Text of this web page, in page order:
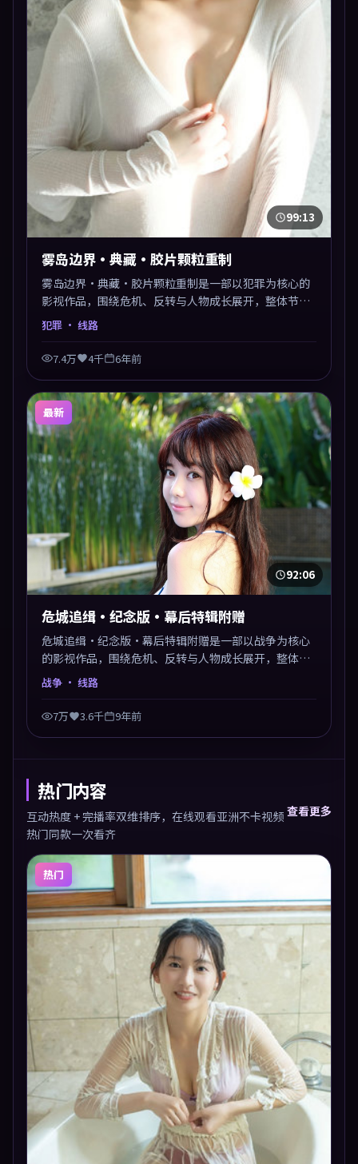
99:13
雾岛边界·典藏·胶片颗粒重制
雾岛边界·典藏·胶片颗粒重制是一部以犯罪为核心的
影视作品，围绕危机、反转与人物成长展开，整体节奏
紧凑，值得推荐观看。
犯罪 · 线路
7.4万 4千 6年前
最新
92:06
危城追缉·纪念版·幕后特辑附赠
危城追缉·纪念版·幕后特辑附赠是一部以战争为核心
的影视作品，围绕危机、反转与人物成长展开，整体节
奏紧凑，值得推荐观看。
战争 · 线路
7万 3.6千 9年前
热门内容
互动热度 + 完播率双维排序，在线观看亚洲不卡视频
热门同款一次看齐
查看更多
热门